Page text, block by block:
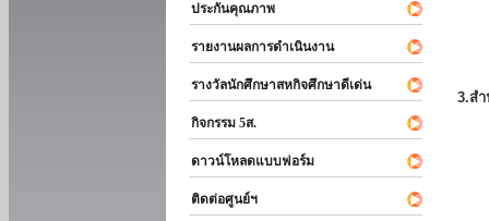
ประกันคุณภาพ
รายงานผลการดำเนินงาน
รางวัลนักศึกษาสหกิจศึกษาดีเด่น
กิจกรรม 5ส.
ดาวน์โหลดแบบฟอร์ม
ติดต่อศูนย์ฯ
3.ส